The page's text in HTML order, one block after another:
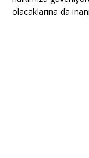
olacaklarına da